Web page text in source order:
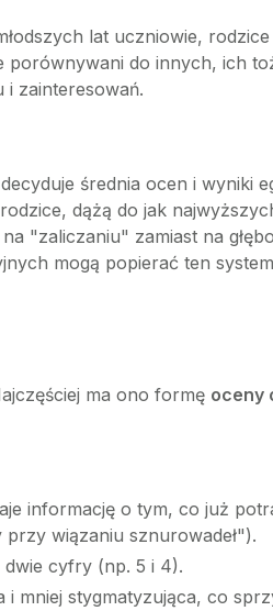
lat uczniowie,
do innych, ich
i zainteresowań.
średnia ocen i wyniki
dążą do jak
"zaliczaniu" zamiast na
mogą popierać ten
ma ono formę oceny
informację o tym, co już
wiązaniu sznurowadeł").
cyfry (np. 5 i 4).
mniej stygmatyzująca, co